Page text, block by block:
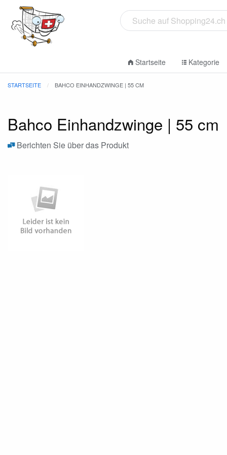
Startseite Kategorie
STARTSEITE BAHCO EINHANDZWINGE | 55 CM
Bahco Einhandzwinge | 55 cm
Berichten Sie über das Produkt